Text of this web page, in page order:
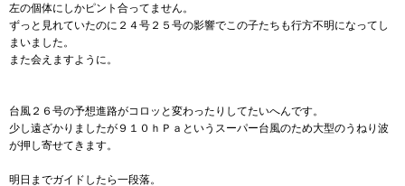
左の個体にしかピント合ってません。
ずっと見れていたのに２４号２５号の影響でこの子たちも行方不明になってし
まいました。
また会えますように。
台風２６号の予想進路がコロッと変わったりしてたいへんです。
少し遠ざかりましたが９１０ｈＰａというスーパー台風のため大型のうねり波
が押し寄せてきます。
明日までガイドしたら一段落。